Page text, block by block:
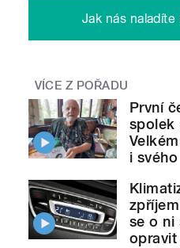
Jak nás naladíte
VÍCE Z POŘADU
První
spolek
i
se o ni
opravit